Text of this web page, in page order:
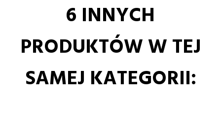
6 INNYCH
PRODUKTÓW W TEJ
SAMEJ KATEGORII: